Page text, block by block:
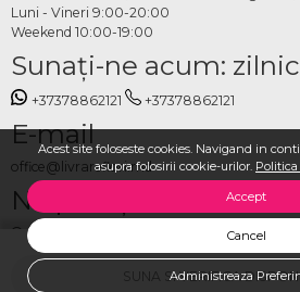
Acest site foloseste cookies. Navigand in
asupra folosirii cookie-urilor. Politica
Accept
Cancel
Administreaza
SUNA SI VERIFICA
Luni - Vineri 9:00-20:00
Weekend 10:00-19:00
Sunaţi-ne acum:
+37378862121 +37378862121
E-mail
office@livrareflori.md
Ne puteți contacta:
whatsapp